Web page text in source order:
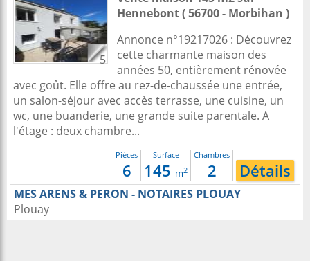
5
Hennebont( 56700 - Morbihan )
Annonce n°19217026 : Découvrez
cette charmante maison des
années 50, entièrement rénovée
avec goût. Elle offre au rez-de-chaussée une entrée,
un salon-séjour avec accès terrasse, une cuisine, un
wc, une buanderie, une grande suite parentale. A
l'étage : deux chambre...
Pièces
6
Surface
145 m2
Chambres
2 Détails
MES ARENS & PERON - NOTAIRES PLOUAY
Plouay